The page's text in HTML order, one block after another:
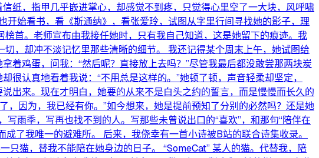
纸，指甲几乎嵌进掌心，却感觉不到疼，只觉得心里空了一大块，风呼啸
始看书，看《斯通纳》，看张爱玲，试图从字里行间寻找她的影子，理
首。老师宣布由我接任她时，只有我自己知道，这是她留下的痕迹。我
，却冲不淡记忆里那些清晰的细节。 我还记得某个周末上午，她试图给
着鸡蛋，问我：“然后呢？直接放上去吗？”尽管我最后都没敢尝那两块炭
认真地看着我说：“不用总是这样的。”她顿了顿，声音轻柔却坚定，
出来。现在才明白，她要的从来不是白头之约的誓言，而是慢慢而长久的
因为，我已经有你。”如今想来，她是提前预知了分别的必然吗？还是她
雨季，写再也找不到的人。写那些未曾说出口的“喜欢”，和那句“陪伴在
了我唯一的避难所。 后来，我侥幸有一首小诗被B站的联合诗集收录。
猫，替我不能陪在她身边的日子。 “SomeCat” 某人的猫。代替我，陪